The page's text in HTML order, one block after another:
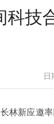
科技
日
林新应邀